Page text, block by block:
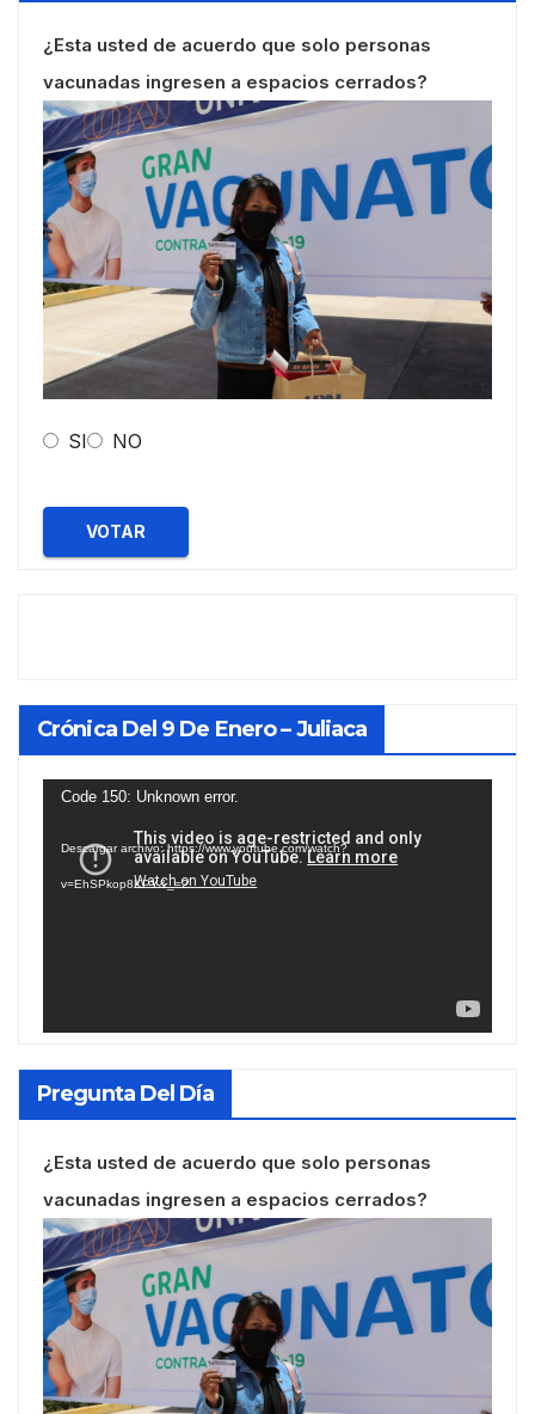
¿Esta usted de acuerdo que solo personas
vacunadas ingresen a espacios cerrados?
SI NO
VOTAR
Crónica Del 9 De Enero – Juliaca
Reproductor
vídeo
Code 150: Unknown error.
Descargar archivo: https://www.youtube.com/watch?
v=EhSPkop8KPY&_=2
Pregunta Del Día
¿Esta usted de acuerdo que solo personas
vacunadas ingresen a espacios cerrados?